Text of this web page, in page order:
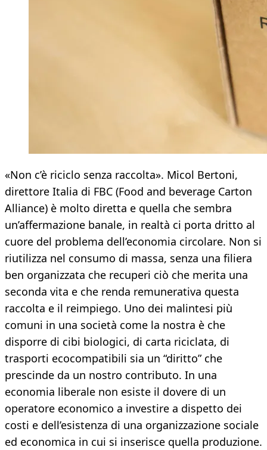
«Non c’è riciclo senza raccolta». Micol Bertoni,
direttore Italia di FBC (Food and beverage Carton
Alliance) è molto diretta e quella che sembra
un’affermazione banale, in realtà ci porta dritto al
cuore del problema dell’economia circolare. Non si
riutilizza nel consumo di massa, senza una filiera
ben organizzata che recuperi ciò che merita una
seconda vita e che renda remunerativa questa
raccolta e il reimpiego. Uno dei malintesi più
comuni in una società come la nostra è che
disporre di cibi biologici, di carta riciclata, di
trasporti ecocompatibili sia un “diritto” che
prescinde da un nostro contributo. In una
economia liberale non esiste il dovere di un
operatore economico a investire a dispetto dei
costi e dell’esistenza di una organizzazione sociale
ed economica in cui si inserisce quella produzione.